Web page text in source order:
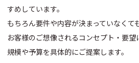
すめしています。
もちろん要件や内容が決まっていなくて
お客様のご想像されるコンセプト・要
規模や予算を具体的にご提案します。